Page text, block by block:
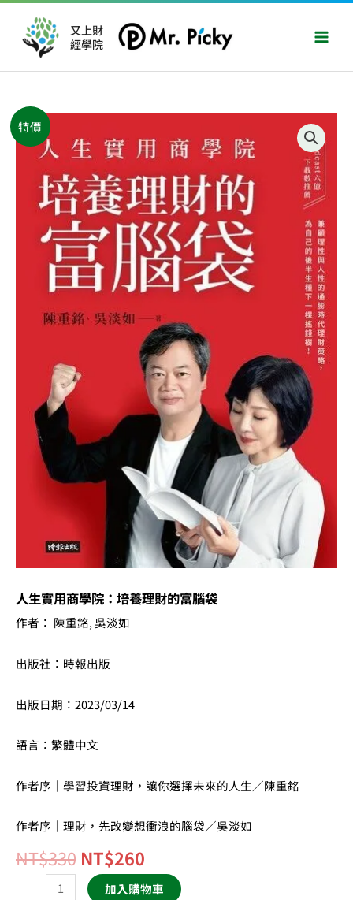
要
又上財
經學院
特價
人生實用商學院：培養理財的富腦袋
作者： 陳重銘, 吳淡如
出版社：時報出版
出版日期：2023/03/14
語言：繁體中文
作者序｜學習投資理財，讓你選擇未來的人生／陳重銘
作者序｜理財，先改變想衝浪的腦袋／吳淡如
NT$330
始
價
格：
NT$330。
NT$260
前
價
格：
NT$260。
人
生
加入購物車